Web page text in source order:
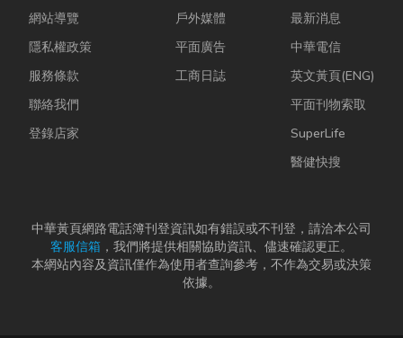
誤。...
產品，更是
打...
本文...
網站導覽
隱私權政策
服務條款
聯絡我們
登錄店家
戶外媒體
平面廣告
工商日誌
最新消息
中華電信
英文黃頁(ENG)
平面刊物索取
SuperLife
醫健快搜
中華黃頁網路電話簿刊登資訊如有錯誤或不刊登，請洽本公司
客服信箱 ，我們將提供相關協助資訊、儘速確認更正。
本網站內容及資訊僅作為使用者查詢參考，不作為交易或決策
依據。